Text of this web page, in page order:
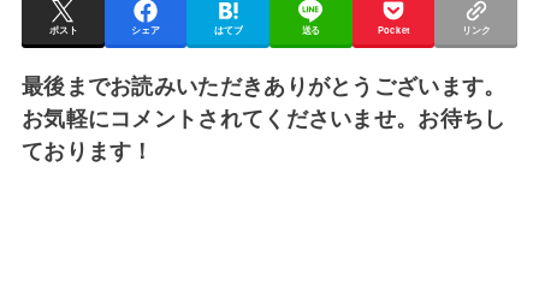
ポスト シェア はてブ 送る Pocket リンク
最後までお読みいただきありがとうございます。
お気軽にコメントされてくださいませ。お待ちし
ております！